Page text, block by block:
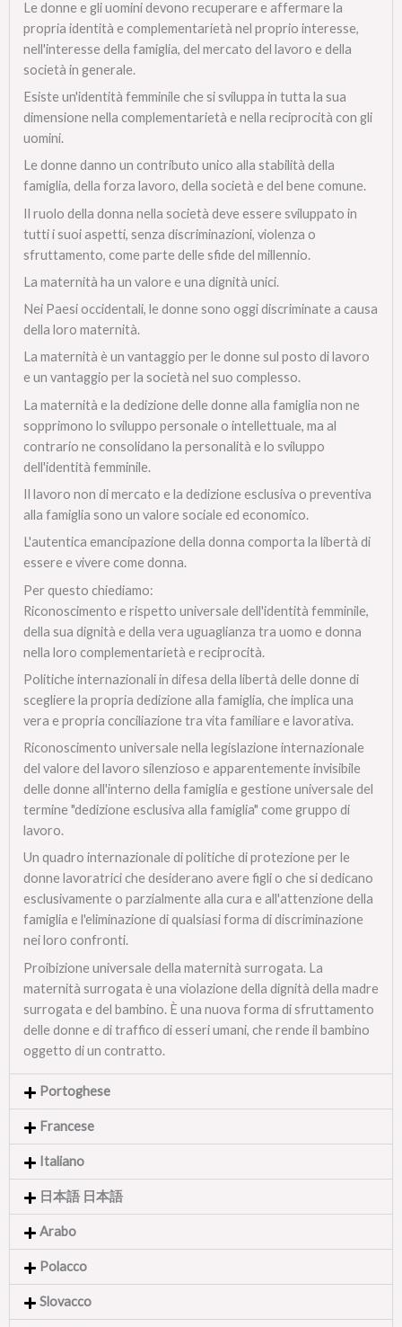
Le donne e gli uomini devono recuperare e affermare la
propria identità e complementarietà nel proprio interesse,
nell'interesse della famiglia, del mercato del lavoro e della
società in generale.
Esiste un'identità femminile che si sviluppa in tutta la sua
dimensione nella complementarietà e nella reciprocità con gli
uomini.
Le donne danno un contributo unico alla stabilità della
famiglia, della forza lavoro, della società e del bene comune.
Il ruolo della donna nella società deve essere sviluppato in
tutti i suoi aspetti, senza discriminazioni, violenza o
sfruttamento, come parte delle sfide del millennio.
La maternità ha un valore e una dignità unici.
Nei Paesi occidentali, le donne sono oggi discriminate a causa
della loro maternità.
La maternità è un vantaggio per le donne sul posto di lavoro
e un vantaggio per la società nel suo complesso.
La maternità e la dedizione delle donne alla famiglia non ne
sopprimono lo sviluppo personale o intellettuale, ma al
contrario ne consolidano la personalità e lo sviluppo
dell'identità femminile.
Il lavoro non di mercato e la dedizione esclusiva o preventiva
alla famiglia sono un valore sociale ed economico.
L'autentica emancipazione della donna comporta la libertà di
essere e vivere come donna.
Per questo chiediamo:
Riconoscimento e rispetto universale dell'identità femminile,
della sua dignità e della vera uguaglianza tra uomo e donna
nella loro complementarietà e reciprocità.
Politiche internazionali in difesa della libertà delle donne di
scegliere la propria dedizione alla famiglia, che implica una
vera e propria conciliazione tra vita familiare e lavorativa.
Riconoscimento universale nella legislazione internazionale
del valore del lavoro silenzioso e apparentemente invisibile
delle donne all'interno della famiglia e gestione universale del
termine "dedizione esclusiva alla famiglia" come gruppo di
lavoro.
Un quadro internazionale di politiche di protezione per le
donne lavoratrici che desiderano avere figli o che si dedicano
esclusivamente o parzialmente alla cura e all'attenzione della
famiglia e l'eliminazione di qualsiasi forma di discriminazione
nei loro confronti.
Proibizione universale della maternità surrogata. La
maternità surrogata è una violazione della dignità della madre
surrogata e del bambino. È una nuova forma di sfruttamento
delle donne e di traffico di esseri umani, che rende il bambino
oggetto di un contratto.
Portoghese
Francese
Italiano
日本語 日本語
Arabo
Polacco
Slovacco